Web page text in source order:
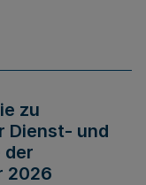
zu
Dienst- und
der
2026